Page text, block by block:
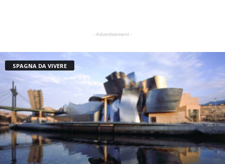
- Advertisement -
SPAGNA DA VIVERE